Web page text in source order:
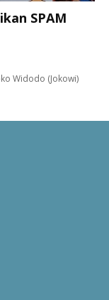
SPAM
Widodo (Jokowi)